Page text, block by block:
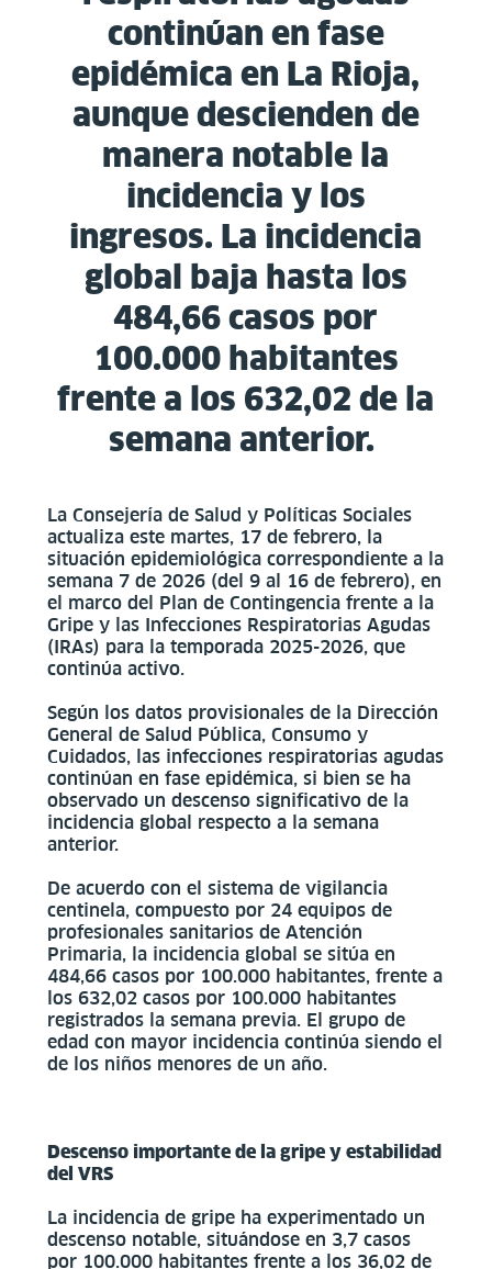
continúan en fase
epidémica en La Rioja,
aunque descienden de
manera notable la
incidencia y los
ingresos. La incidencia
global baja hasta los
484,66 casos por
100.000 habitantes
frente a los 632,02 de la
semana anterior.
La Consejería de Salud y Políticas Sociales
actualiza este martes, 17 de febrero, la
situación epidemiológica correspondiente a la
semana 7 de 2026 (del 9 al 16 de febrero), en
el marco del Plan de Contingencia frente a la
Gripe y las Infecciones Respiratorias Agudas
(IRAs) para la temporada 2025-2026, que
continúa activo.
Según los datos provisionales de la Dirección
General de Salud Pública, Consumo y
Cuidados, las infecciones respiratorias agudas
continúan en fase epidémica, si bien se ha
observado un descenso significativo de la
incidencia global respecto a la semana
anterior.
De acuerdo con el sistema de vigilancia
centinela, compuesto por 24 equipos de
profesionales sanitarios de Atención
Primaria, la incidencia global se sitúa en
484,66 casos por 100.000 habitantes, frente a
los 632,02 casos por 100.000 habitantes
registrados la semana previa. El grupo de
edad con mayor incidencia continúa siendo el
de los niños menores de un año.
Descenso importante de la gripe y estabilidad
del VRS
La incidencia de gripe ha experimentado un
descenso notable, situándose en 3,7 casos
por 100.000 habitantes frente a los 36,02 de